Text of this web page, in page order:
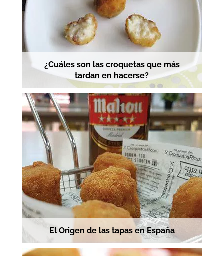
¿Cuáles son las croquetas que más
tardan en hacerse?
El Origen de las tapas en España